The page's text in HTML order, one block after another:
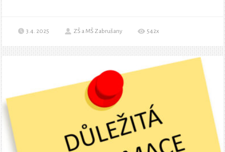
3.4. 2025 ZŠ a MŠ Zabrušany 542x